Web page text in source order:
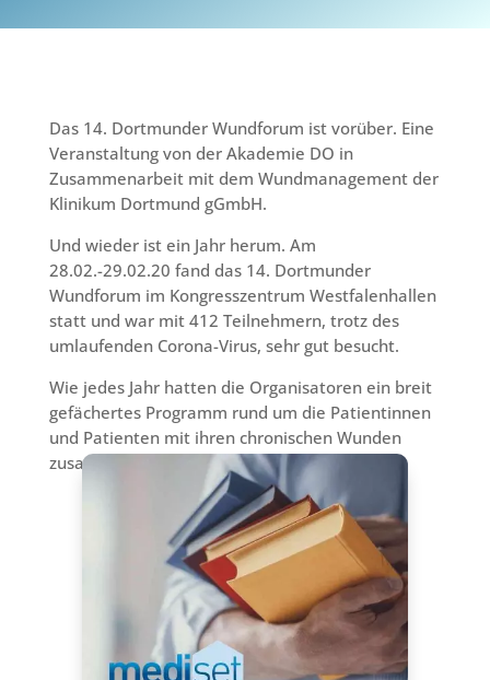
Das 14. Dortmunder Wundforum ist vorüber. Eine
Veranstaltung von der Akademie DO in
Zusammenarbeit mit dem Wundmanagement der
Klinikum Dortmund gGmbH.
Und wieder ist ein Jahr herum. Am
28.02.-29.02.20 fand das 14. Dortmunder
Wundforum im Kongresszentrum Westfalenhallen
statt und war mit 412 Teilnehmern, trotz des
umlaufenden Corona-Virus, sehr gut besucht.
Wie jedes Jahr hatten die Organisatoren ein breit
gefächertes Programm rund um die Patientinnen
und Patienten mit ihren chronischen Wunden
zusammengestellt.